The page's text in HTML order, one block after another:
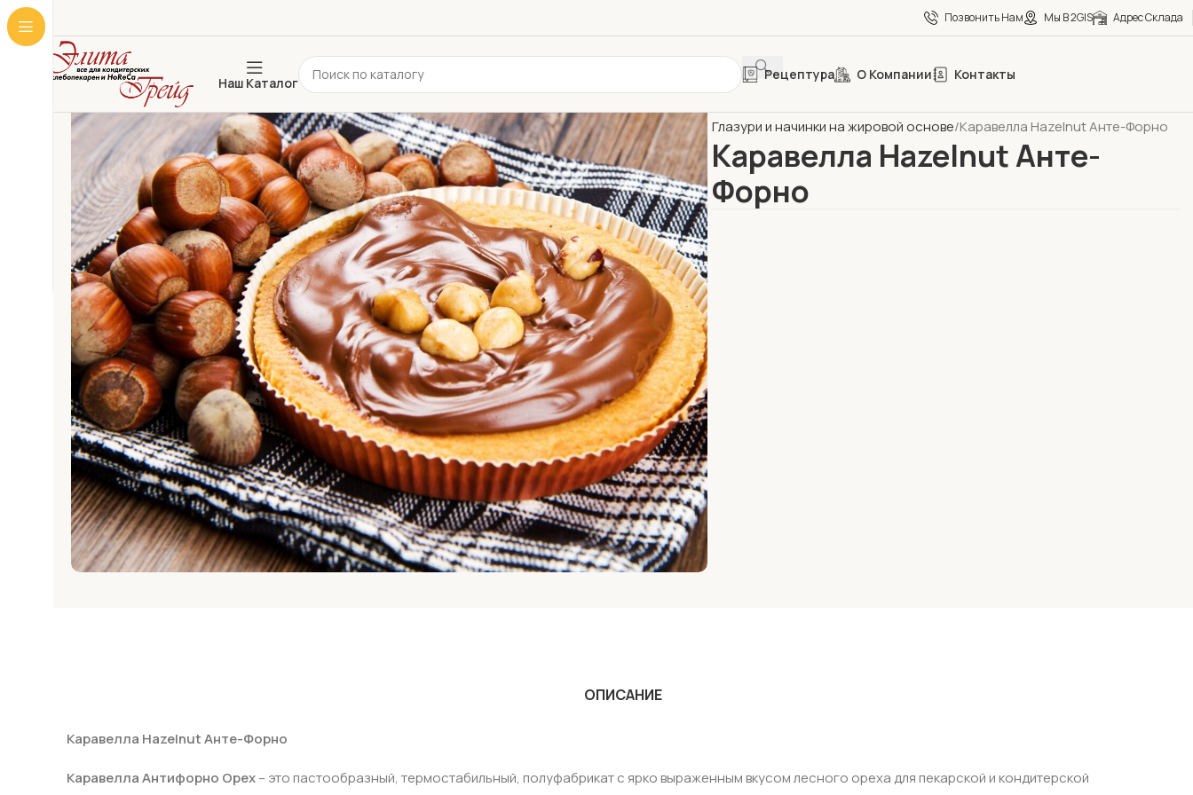
Позвонить Нам Мы В 2GIS Адрес Склада
Наш Каталог
Рецептура О Компании Контакты
Глазури и начинки на жировой основе Каравелла Hazelnut Анте-Форно
Каравелла Hazelnut Анте-
Форно
ОПИСАНИЕ
Каравелла Hazelnut Анте-Форно
Каравелла Антифорно Орех– это пастообразный, термостабильный, полуфабрикат с ярко выраженным вкусом лесного ореха для пекарской и кондитерской